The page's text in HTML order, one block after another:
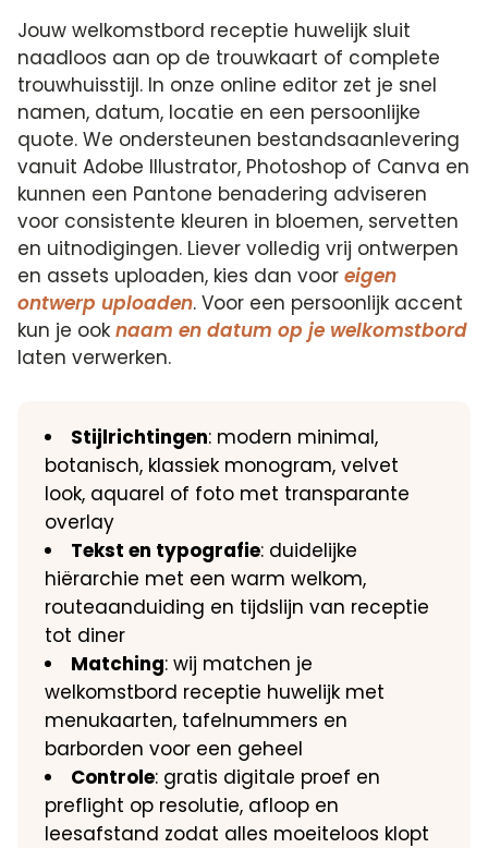
Jouw welkomstbord receptie huwelijk sluit
naadloos aan op de trouwkaart of complete
trouwhuisstijl. In onze online editor zet je snel
namen, datum, locatie en een persoonlijke
quote. We ondersteunen bestandsaanlevering
vanuit Adobe Illustrator, Photoshop of Canva en
kunnen een Pantone benadering adviseren
voor consistente kleuren in bloemen, servetten
en uitnodigingen. Liever volledig vrij ontwerpen
en assets uploaden, kies dan vooreigen
ontwerp uploaden. Voor een persoonlijk accent
kun je ooknaam en datum op je welkomstbord
laten verwerken.
Stijlrichtingen: modern minimal,
botanisch, klassiek monogram, velvet
look, aquarel of foto met transparante
overlay
Tekst en typografie: duidelijke
hiërarchie met een warm welkom,
routeaanduiding en tijdslijn van receptie
tot diner
Matching: wij matchen je
welkomstbord receptie huwelijk met
menukaarten, tafelnummers en
barborden voor een geheel
Controle: gratis digitale proef en
preflight op resolutie, afloop en
leesafstand zodat alles moeiteloos klopt